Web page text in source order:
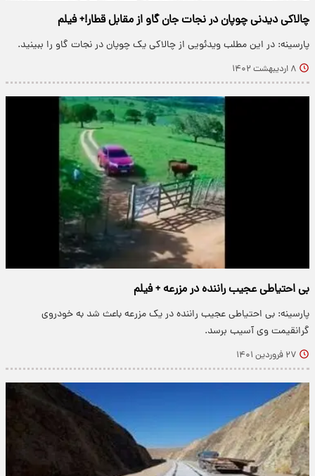
چالاکی دیدنی چوپان در نجات جان گاو از مقابل قطار!+ فیلم
پارسینه: در این مطلب ویدئویی از چالاکی یک چوپان در نجات گاو را ببینید.
۸ اردیبهشت ۱۴۰۲
بی احتیاطی عجیب راننده در مزرعه + فیلم
پارسینه: بی احتیاطی عجیب راننده در یک مزرعه باعث شد به خودروی
گرانقیمت وی آسیب برسد.
۲۷ فروردین ۱۴۰۱